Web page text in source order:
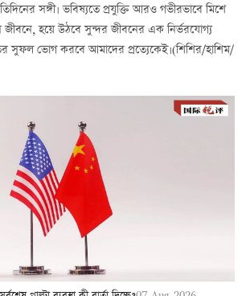
সঙ্গী। ভবিষ্যতে প্রযুক্তি আরও গভীরভাবে মিশে
জীবনে, হয়ে উঠবে সুন্দর জীবনের এক নির্ভরযোগ্য
সুফল ভোগ করবে আমাদের প্রত্যেকেই।(শিশির/হাশিম/